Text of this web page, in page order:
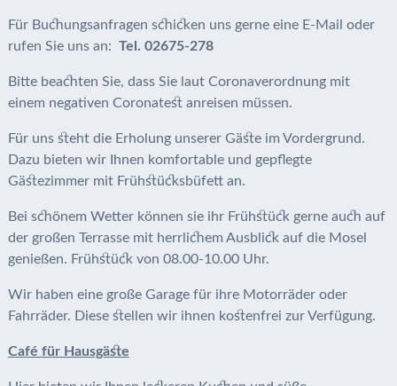
Für Buchungsanfragen schicken uns gerne eine E-Mail oder
rufen Sie uns an: Tel. 02675-278
Bitte beachten Sie, dass Sie laut Coronaverordnung mit
einem negativen Coronatest anreisen müssen.
Für uns steht die Erholung unserer Gäste im Vordergrund.
Dazu bieten wir Ihnen komfortable und gepflegte
Gästezimmer mit Frühstücksbüfett an.
Bei schönem Wetter können sie ihr Frühstück gerne auch auf
der großen Terrasse mit herrlichem Ausblick auf die Mosel
genießen. Frühstück von 08.00-10.00 Uhr.
Wir haben eine große Garage für ihre Motorräder oder
Fahrräder. Diese stellen wir ihnen kostenfrei zur Verfügung.
Café für Hausgäste